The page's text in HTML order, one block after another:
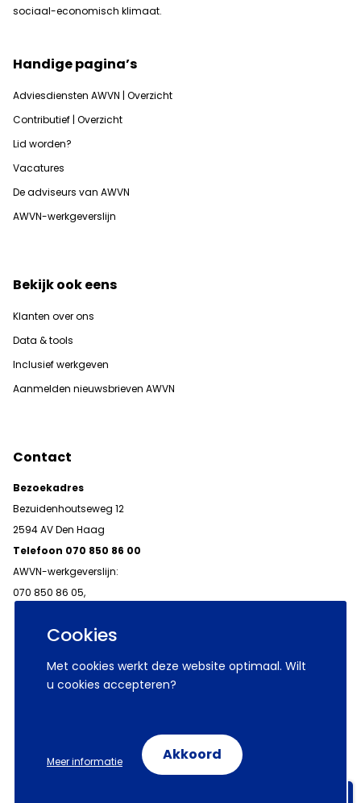
Cookies
Met cookies werkt deze website optimaal. Wilt
u cookies accepteren?
Meer informatie Akkoord
sociaal-economisch klimaat.
Handige pagina’s
Adviesdiensten AWVN | Overzicht
Contributief | Overzicht
Lid worden?
Vacatures
De adviseurs van AWVN
AWVN-werkgeverslijn
Bekijk ook eens
Klanten over ons
Data & tools
Inclusief werkgeven
Aanmelden nieuwsbrieven AWVN
Contact
Bezoekadres
Bezuidenhoutseweg 12
2594 AV Den Haag
Telefoon 070 850 86 00
AWVN-werkgeverslijn:
070 850 86 05,
© 2026 AWVN
Volg ons op: